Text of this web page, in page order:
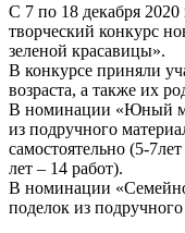
С 7 по 18 декабря 2020
творческий конкурс
зеленой красавицы».
В конкурсе приняли
возраста, а также их
В номинации «Юный
из подручного
самостоятельно (5-
лет – 14 работ).
В номинации
поделок из